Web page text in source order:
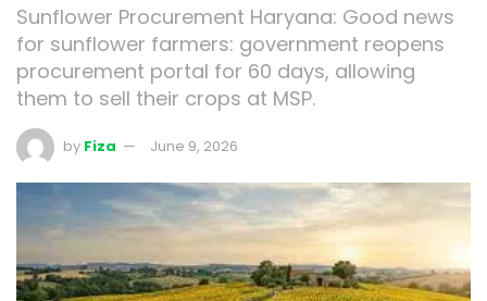
Sunflower Procurement Haryana: Good news
for sunflower farmers: government reopens
procurement portal for 60 days, allowing
them to sell their crops at MSP.
by Fiza June 9, 2026